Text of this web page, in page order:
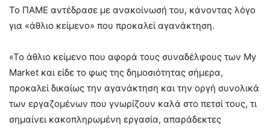
Το ΠΑΜΕ αντέδρασε με ανακοίνωσή του, κάνοντας λόγο
για «άθλιο κείμενο» που προκαλεί αγανάκτηση.
«To άθλιο κείμενο που αφορά τους συναδέλφους των My
Market και είδε το φως της δημοσιότητας σήμερα,
προκαλεί δικαίως την αγανάκτηση και την οργή συνολικά
των εργαζομένων που γνωρίζουν καλά στο πετσί τους, τι
σημαίνει κακοπληρωμένη εργασία, απαράδεκτες